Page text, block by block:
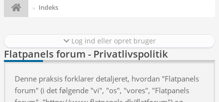
Indeks
Log ind eller opret bruger
Flatpanels forum - Privatlivspolitik
Denne praksis forklarer detaljeret, hvordan "Flatpanels
forum" (i det følgende "vi", "os", "vores", "Flatpanels